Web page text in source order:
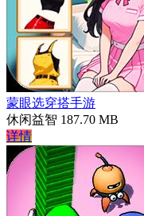
蒙眼选穿搭手游
休闲益智 187.70 MB
详情